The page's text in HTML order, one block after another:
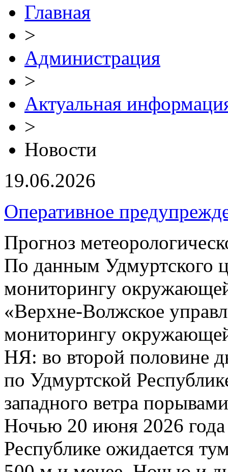
Главная
>
Администрация
>
Актуальная
>
Новости
19.06.2026
Оперативное
Прогноз
По данным Удмуртского
мониторингу
«Верхне-Волжское
мониторингу
НЯ: во второй половине
по Удмуртской
западного ветра
Ночью 20 июня 2026
Республике ожидается